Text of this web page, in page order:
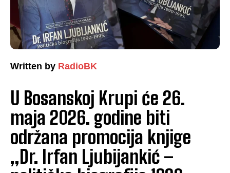
Written by RadioBK
U Bosanskoj Krupi će 26.
maja 2026. godine biti
održana promocija knjige
„Dr. Irfan Ljubijankić –